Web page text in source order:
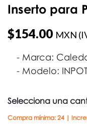
Inserto para
$154.00 MXN
Marca:
Modelo:
Selecciona una
Compra mínima: 24 |